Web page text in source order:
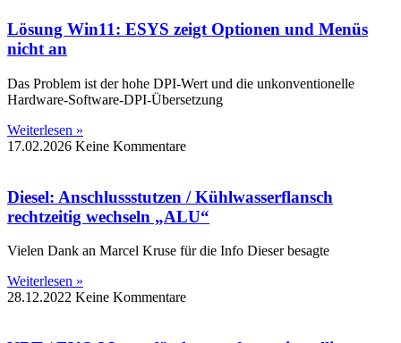
Lösung Win11: ESYS zeigt Optionen und Menüs
nicht an
Das Problem ist der hohe DPI-Wert und die unkonventionelle
Hardware-Software-DPI-Übersetzung
Weiterlesen »
17.02.2026 Keine Kommentare
Diesel: Anschlussstutzen / Kühlwasserflansch
rechtzeitig wechseln „ALU“
Vielen Dank an Marcel Kruse für die Info Dieser besagte
Weiterlesen »
28.12.2022 Keine Kommentare